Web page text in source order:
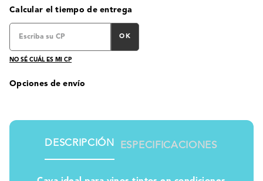
Calcular el tiempo de entrega
OK
NO SÉ CUÁL ES MI CP
Opciones de envío
DESCRIPCIÓN ESPECIFICACIONES